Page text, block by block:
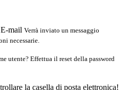
E-mail Verrà inviato un messaggio
necessarie.
utente? Effettua il reset della password
la casella di posta elettronica!